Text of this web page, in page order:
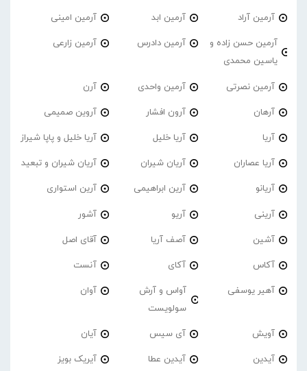
آرمین آراد آرمین ابد آرمین امینی
آرمین حسن زاده و
یاسین محمدی
آرمین دادرس آرمین زارعی
آرمین نصرتی آرمین واحدی آرن
آرهان آرون افشار آروین صمیمی
آریا آریا خلیل آریا خلیل و پاپا شیراز
آریا عصاران آریان شیران آریان شیران و تبعید
آریانو آرین ابراهیمی آرین استواری
آرینی آریو آشور
آشین آصف آریا آقای اصل
آکاس آکای آنست
آهیر یوسفی
آواس و آرش
سولویست
آوان
آویش آی سیس آیان
آیدین آیدین عطا آیریک بویز